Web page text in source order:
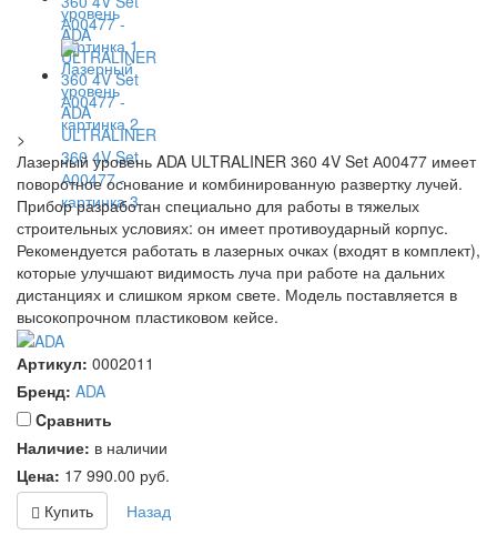
>
Лазерный уровень ADA ULTRALINER 360 4V Set А00477 имеет
поворотное основание и комбинированную развертку лучей.
Прибор разработан специально для работы в тяжелых
строительных условиях: он имеет противоударный корпус.
Рекомендуется работать в лазерных очках (входят в комплект),
которые улучшают видимость луча при работе на дальних
дистанциях и слишком ярком свете. Модель поставляется в
высокопрочном пластиковом кейсе.
Артикул: 0002011
Бренд: ADA
Cравнить
Наличие: в наличии
Цена: 17 990.00 руб.
Купить
Назад